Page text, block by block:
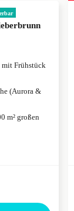
Frühstück
(Aurora &
m² großen